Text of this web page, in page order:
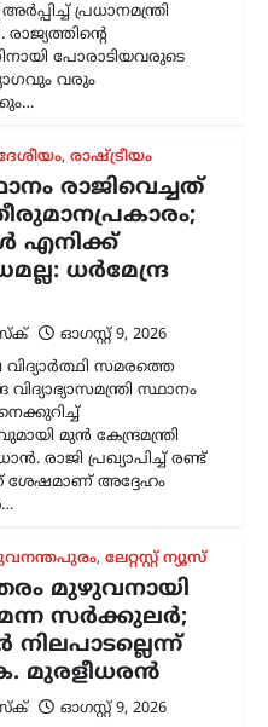
പ്രധാനമന്ത്രി
രാജ്യത്തിന്റെ
പോരാടിയവരുടെ
വരും
, രാഷ്ട്രീയം
രാജിവെച്ചത്
എനിക്ക്
ധർമേന്ദ്ര
ഓഗസ്റ്റ്‌ 9, 2026
സമരത്തെ
വിദ്യാഭ്യാസമന്ത്രി സ്ഥാനം
മുൻ കേന്ദ്രമന്ത്രി
രാജി പ്രഖ്യാപിച്ച് രണ്ട്
അദ്ദേഹം
, ലേറ്റസ്റ്റ് ന്യൂസ്
മുഴുവനായി
സർക്കുലർ;
മുരളീധരൻ
ഓഗസ്റ്റ്‌ 9, 2026